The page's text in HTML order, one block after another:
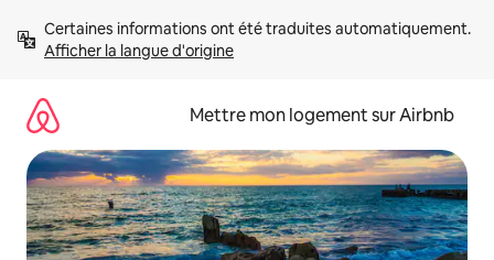
directement
Afficher la langue d'origine
Mettre mon logement sur Airbnb